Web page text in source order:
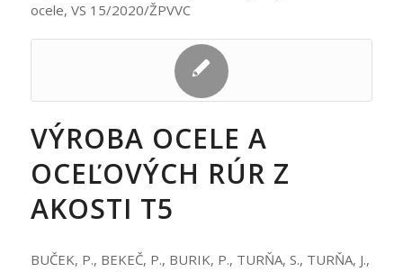
ocele, VS 15/2020/ŽPVVC
VÝROBA OCELE A
OCEĽOVÝCH RÚR Z
AKOSTI T5
BUČEK, P., BEKEČ, P., BURIK, P., TURŇA, S., TURŇA, J.,